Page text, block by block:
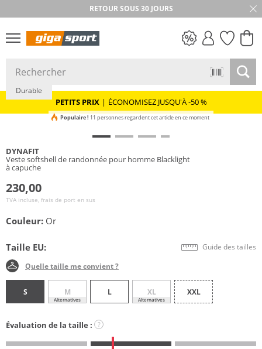
RETOUR SOUS 30 JOURS
PETITS PRIX
PETITS PRIX | ÉCONOMISEZ JUSQU'À -50 %
Durable
Populaire ! 11 personnes regardent cet article en ce moment
DYNAFIT
Veste softshell de randonnée pour homme Blacklight
à capuche
230,00
TVA incluse, frais de port en sus
Couleur: Or
Taille EU: Guide des tailles
Quelle taille me convient ?
S M
Alternatives
L XL
Alternatives
XXL
Évaluation de la taille : ?